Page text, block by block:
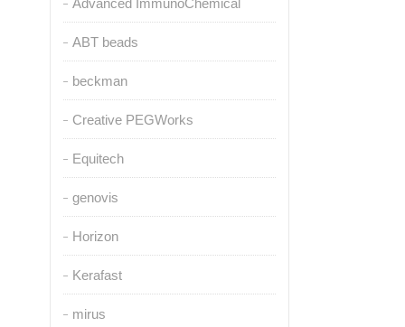
Advanced ImmunoChemical
ABT beads
beckman
Creative PEGWorks
Equitech
genovis
Horizon
Kerafast
mirus